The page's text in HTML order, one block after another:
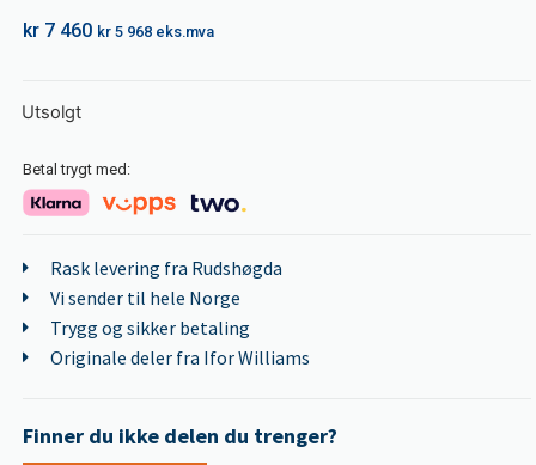
kr 7 460 kr 5 968 eks.mva
Utsolgt
Betal trygt med:
Rask levering fra Rudshøgda
Vi sender til hele Norge
Trygg og sikker betaling
Originale deler fra Ifor Williams
Finner du ikke delen du trenger?